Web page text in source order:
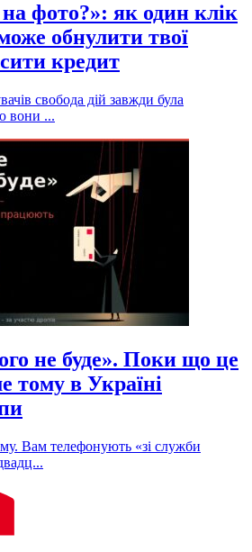
фото?»: як один клік
обнулити твої
кредит
свобода дій завжди була
вони ...
не буде». Поки що це
тому в Україні
Вам телефонують «зі служби